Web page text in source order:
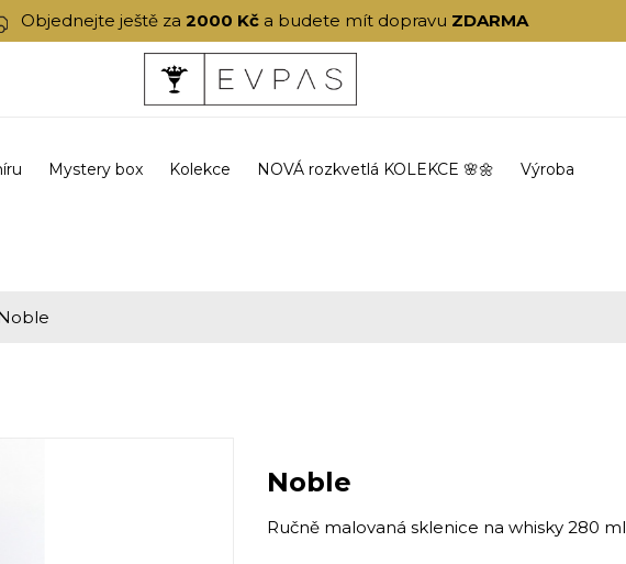
Objednejte ještě za2000 Kč a budete mít dopravu ZDARMA
Mystery box Kolekce NOVÁ rozkvetlá KOLEKCE 🌸🌼 Výroba
Noble
Ručně malovaná sklenice na whisky 280 ml